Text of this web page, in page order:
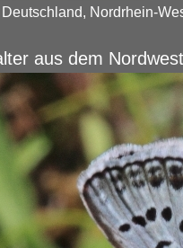
Deutschland, Nordrhein-
aus dem